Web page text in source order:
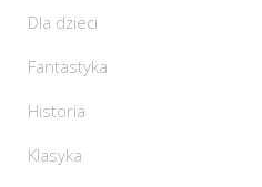
Dla dzieci
Fantastyka
Historia
Klasyka